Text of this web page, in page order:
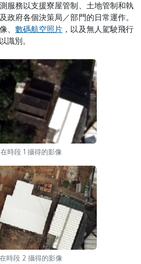
服務以支援寮屋管制、土地管制和執
政府各個決策局／部門的日常運作。
、數碼航空照片，以及無人駕駛飛行
識別。
在時段 1 攝得的影像
在時段 2 攝得的影像